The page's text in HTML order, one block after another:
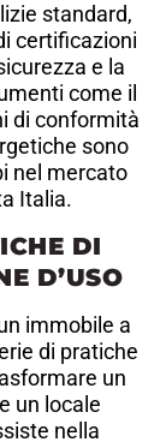
standard,
certificazioni
e la
come il
di conformità
sono
nel mercato
Italia.
DI
D’USO
immobile a
di pratiche
un
un locale
nella